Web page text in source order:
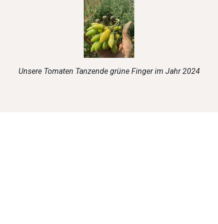
Unsere Tomaten Tanzende grüne Finger im Jahr 2024